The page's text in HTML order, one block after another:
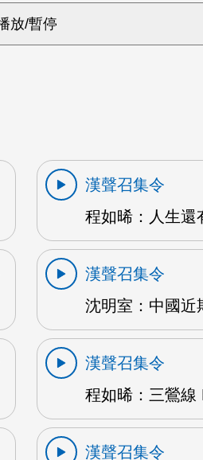
漢聲召集令
程如晞：人生還
漢聲召集令
沈明室：中國近
漢聲召集令
程如晞：三鶯線
漢聲召集令